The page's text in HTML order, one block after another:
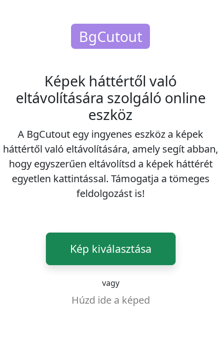
BgCutout
Képek háttértől való
eltávolítására szolgáló online
eszköz
A BgCutout egy ingyenes eszköz a képek
háttértől való eltávolítására, amely segít abban,
hogy egyszerűen eltávolítsd a képek háttérét
egyetlen kattintással. Támogatja a tömeges
feldolgozást is!
Kép kiválasztása
vagy
Húzd ide a képed